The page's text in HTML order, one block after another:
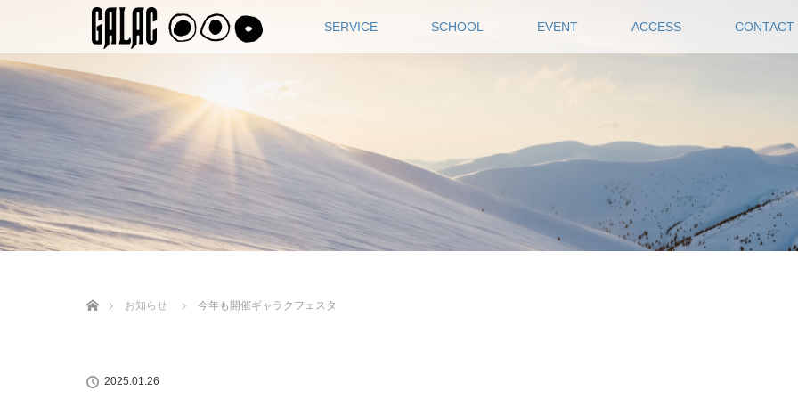
SERVICE SCHOOL EVENT ACCESS CONTACT
お知らせ
今年も開催ギャラクフェスタ
2025.01.26